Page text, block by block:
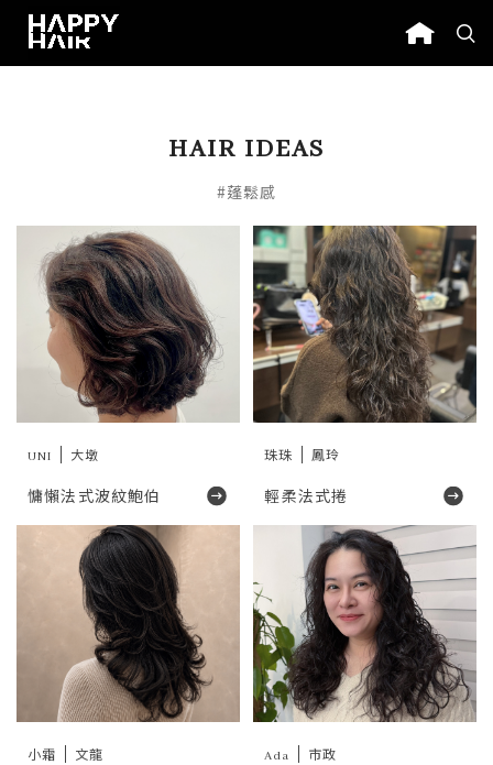
HAIR IDEAS
#蓬鬆感
UNI 大墩
慵懶法式波紋鮑伯
珠珠 鳳玲
輕柔法式捲
小霜 文龍 Ada 市政